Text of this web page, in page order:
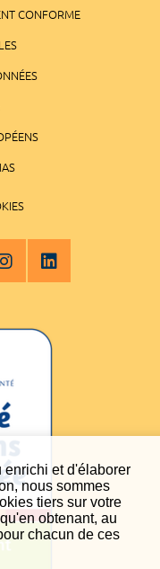
enrichi et d'élaborer
nous sommes
tiers sur votre
obtenant, au
chacun de ces
CONFORME